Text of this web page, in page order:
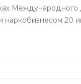
Международного
наркобизнесом 20